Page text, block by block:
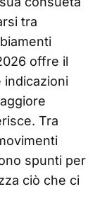
tra
offre il
indicazioni
Tra
spunti per
ciò che ci